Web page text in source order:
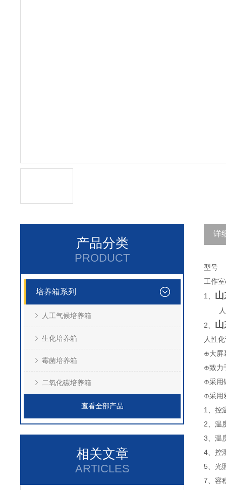
产品分类
PRODUCT
培养箱系列
人工气候培养箱
生化培养箱
霉菌培养箱
二氧化碳培养箱
查看全部产品
相关文章
ARTICLES
详
型号
工作
1、
2、
人性
⊕大屏
⊕致力
⊕采用
⊕采用
1、控
2、温
3、温
4、控
5、光
7、容